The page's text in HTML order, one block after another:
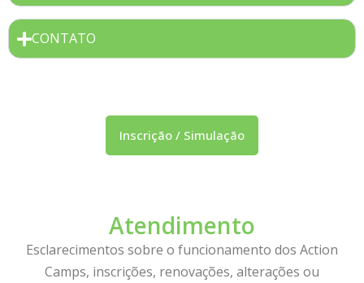
CONTATO
Inscrição / Simulação
Atendimento
Esclarecimentos sobre o funcionamento dos Action
Camps, inscrições, renovações, alterações ou